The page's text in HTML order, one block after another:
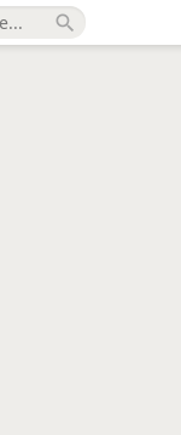
search